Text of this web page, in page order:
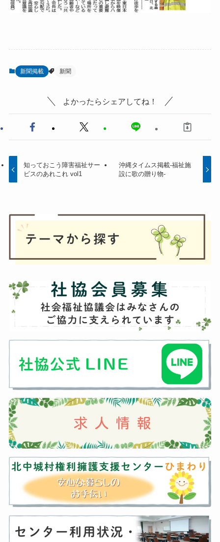
新聞掲載 新聞
よかったらシェアしてね！
知っておこう障害福祉サー
ビスのあれこれ vol1
沖縄タイムス掲載-福祉施
設に歌の贈り物-